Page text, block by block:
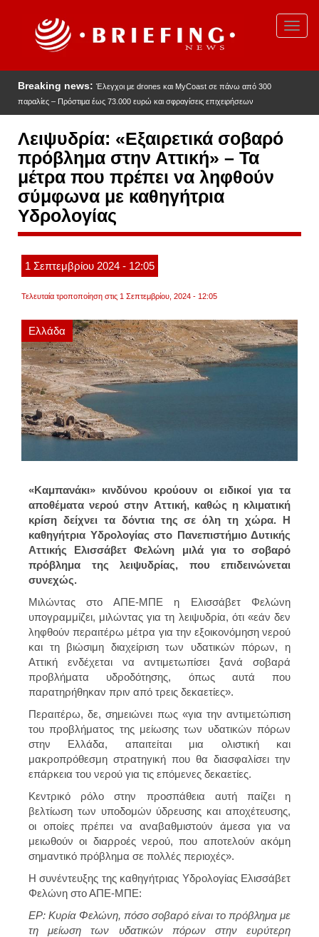
Breaking news: Έλεγχοι με drones και MyCoast σε πάνω από 300
παραλίες – Πρόστιμα έως 73.000 ευρώ και σφραγίσεις επιχειρήσεων
Λειψυδρία: «Εξαιρετικά σοβαρό
πρόβλημα στην Αττική» – Τα
μέτρα που πρέπει να ληφθούν
σύμφωνα με καθηγήτρια
Υδρολογίας
1 Σεπτεμβρίου 2024 - 12:05
Τελευταία τροποποίηση στις 1 Σεπτεμβρίου, 2024 - 12:05
Ελλάδα
«Καμπανάκι» κινδύνου κρούουν οι ειδικοί για τα
αποθέματα νερού στην Αττική, καθώς η κλιματική
κρίση δείχνει τα δόντια της σε όλη τη χώρα. Η
καθηγήτρια Yδρολογίας στο Πανεπιστήμιο Δυτικής
Αττικής Ελισσάβετ Φελώνη μιλά για το σοβαρό
πρόβλημα της λειψυδρίας, που επιδεινώνεται
συνεχώς.
Μιλώντας στο ΑΠΕ-ΜΠΕ η Ελισσάβετ Φελώνη
υπογραμμίζει, μιλώντας για τη λειψυδρία, ότι «εάν δεν
ληφθούν περαιτέρω μέτρα για την εξοικονόμηση νερού
και τη βιώσιμη διαχείριση των υδατικών πόρων, η
Αττική ενδέχεται να αντιμετωπίσει ξανά σοβαρά
προβλήματα υδροδότησης, όπως αυτά που
παρατηρήθηκαν πριν από τρεις δεκαετίες».
Περαιτέρω, δε, σημειώνει πως «για την αντιμετώπιση
του προβλήματος της μείωσης των υδατικών πόρων
στην Ελλάδα, απαιτείται μια ολιστική και
μακροπρόθεσμη στρατηγική που θα διασφαλίσει την
επάρκεια του νερού για τις επόμενες δεκαετίες.
Κεντρικό ρόλο στην προσπάθεια αυτή παίζει η
βελτίωση των υποδομών ύδρευσης και αποχέτευσης,
οι οποίες πρέπει να αναβαθμιστούν άμεσα για να
μειωθούν οι διαρροές νερού, που αποτελούν ακόμη
σημαντικό πρόβλημα σε πολλές περιοχές».
Η συνέντευξης της καθηγήτριας Υδρολογίας Ελισσάβετ
Φελώνη στο ΑΠΕ-ΜΠΕ:
ΕΡ: Κυρία Φελώνη, πόσο σοβαρό είναι το πρόβλημα με
τη μείωση των υδατικών πόρων στην ευρύτερη